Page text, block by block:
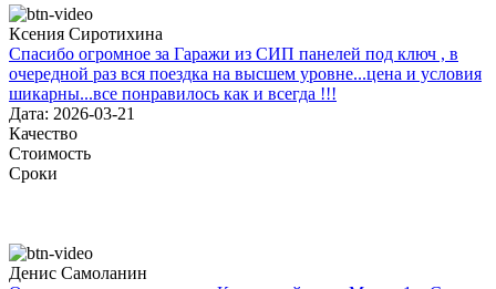
Ксения Сиротихина
Спасибо огромное за Гаражи из СИП панелей под ключ , в
очередной раз вся поездка на высшем уровне...цена и условия
шикарны...все понравилось как и всегда !!!
Дата: 2026-03-21
Качество
Стоимость
Сроки
Денис Самоланин